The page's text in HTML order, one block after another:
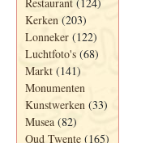
Kerken (203)
Lonneker (122)
Luchtfoto's (68)
Markt (141)
Monumenten
Kunstwerken (33)
Musea (82)
Oud Twente (165)